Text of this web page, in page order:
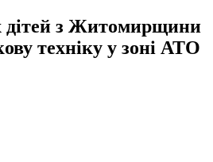
дітей з Житомирщини
техніку у зоні АТО